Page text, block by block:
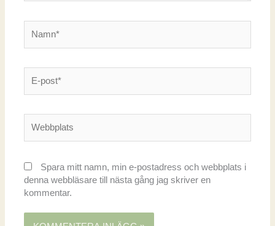
post*
Spara mitt namn, min e-postadress och webbplats i
denna webbläsare till nästa gång jag skriver en
kommentar.